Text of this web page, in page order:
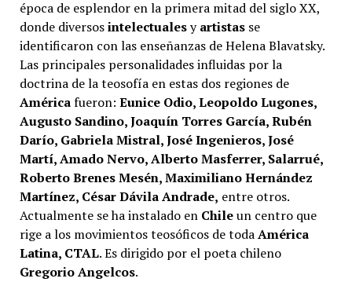
época de esplendor en la primera mitad del siglo XX,
donde diversosintelectualesyartistasse
identificaron con las enseñanzas de Helena Blavatsky.
Las principales personalidades influidas por la
doctrina de la teosofía en estas dos regiones de
Américafueron: Eunice Odio, Leopoldo Lugones,
Augusto Sandino, Joaquín Torres García, Rubén
Darío, Gabriela Mistral, José Ingenieros, José
Martí, Amado Nervo, Alberto Masferrer, Salarrué,
Roberto Brenes Mesén, Maximiliano Hernández
Martínez, César Dávila Andrade, entre otros.
Actualmente se ha instalado en Chileun centro que
rige a los movimientos teosóficos de todaAmérica
Latina, CTAL. Es dirigido por el poeta chileno
Gregorio Angelcos.